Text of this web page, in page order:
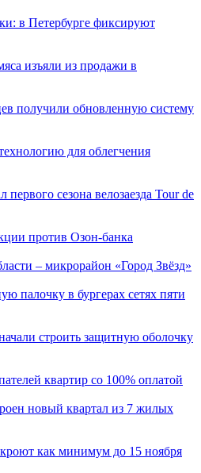
в Петербурге фиксируют
изъяли из продажи в
получили обновленную систему
для облегчения
сезона велозаезда Tour de
против Озон-банка
– микрорайон «Город Звёзд»
палочку в бургерах сетях пяти
строить защитную оболочку
квартир со 100% оплатой
новый квартал из 7 жилых
как минимум до 15 ноября